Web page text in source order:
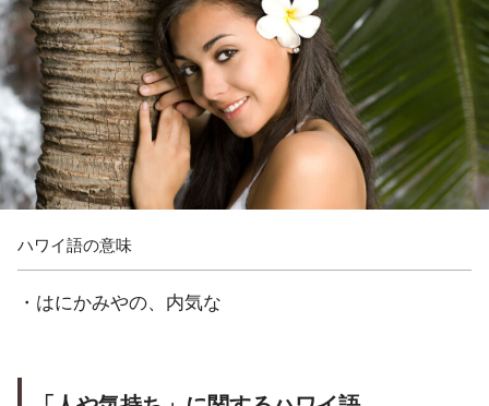
ハワイ語の意味
・はにかみやの、内気な